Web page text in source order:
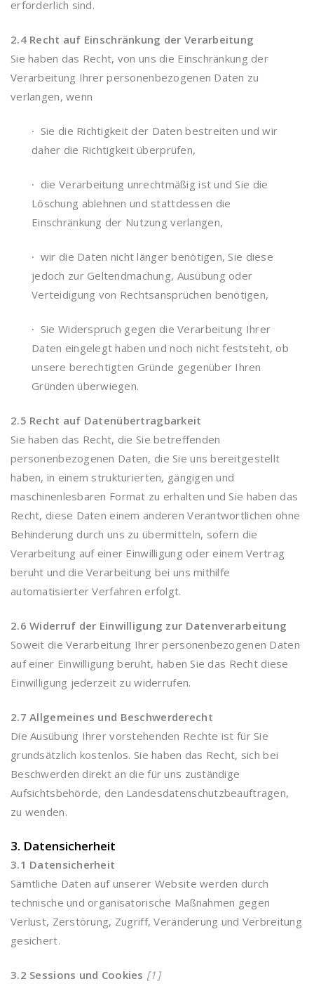
erforderlich sind.
2.4 Recht auf Einschränkung der Verarbeitung
Sie haben das Recht, von uns die Einschränkung der
Verarbeitung Ihrer personenbezogenen Daten zu
verlangen, wenn
· Sie die Richtigkeit der Daten bestreiten und wir
daher die Richtigkeit überprüfen,
· die Verarbeitung unrechtmäßig ist und Sie die
Löschung ablehnen und stattdessen die
Einschränkung der Nutzung verlangen,
· wir die Daten nicht länger benötigen, Sie diese
jedoch zur Geltendmachung, Ausübung oder
Verteidigung von Rechtsansprüchen benötigen,
· Sie Widerspruch gegen die Verarbeitung Ihrer
Daten eingelegt haben und noch nicht feststeht, ob
unsere berechtigten Gründe gegenüber Ihren
Gründen überwiegen.
2.5 Recht auf Datenübertragbarkeit
Sie haben das Recht, die Sie betreffenden
personenbezogenen Daten, die Sie uns bereitgestellt
haben, in einem strukturierten, gängigen und
maschinenlesbaren Format zu erhalten und Sie haben das
Recht, diese Daten einem anderen Verantwortlichen ohne
Behinderung durch uns zu übermitteln, sofern die
Verarbeitung auf einer Einwilligung oder einem Vertrag
beruht und die Verarbeitung bei uns mithilfe
automatisierter Verfahren erfolgt.
2.6 Widerruf der Einwilligung zur Datenverarbeitung
Soweit die Verarbeitung Ihrer personenbezogenen Daten
auf einer Einwilligung beruht, haben Sie das Recht diese
Einwilligung jederzeit zu widerrufen.
2.7 Allgemeines und Beschwerderecht
Die Ausübung Ihrer vorstehenden Rechte ist für Sie
grundsätzlich kostenlos. Sie haben das Recht, sich bei
Beschwerden direkt an die für uns zuständige
Aufsichtsbehörde, den Landesdatenschutzbeauftragen,
zu wenden.
3. Datensicherheit
3.1 Datensicherheit
Sämtliche Daten auf unserer Website werden durch
technische und organisatorische Maßnahmen gegen
Verlust, Zerstörung, Zugriff, Veränderung und Verbreitung
gesichert.
3.2 Sessions und Cookies [1]